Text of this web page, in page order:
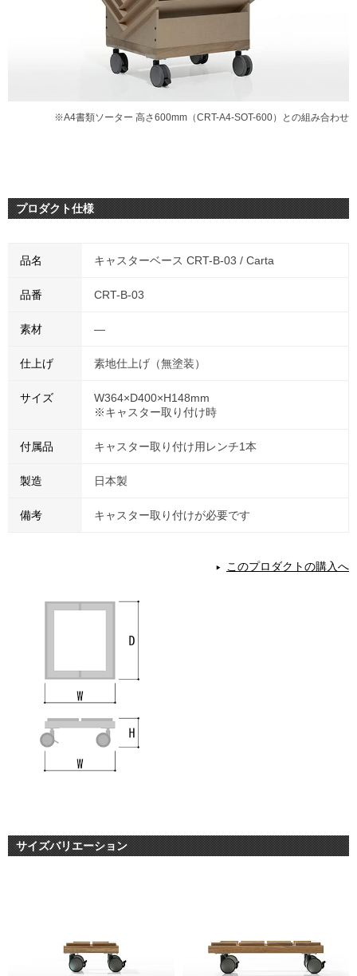
※A4書類ソーター 高さ600mm（CRT-A4-SOT-600）との組み合わせ
プロダクト仕様
品名 キャスターベース CRT-B-03 / Carta
品番 CRT-B-03
素材 ―
仕上げ 素地仕上げ（無塗装）
サイズ
W364×D400×H148mm
※キャスター取り付け時
付属品 キャスター取り付け用レンチ1本
製造 日本製
備考 キャスター取り付けが必要です
このプロダクトの購入へ
サイズバリエーション